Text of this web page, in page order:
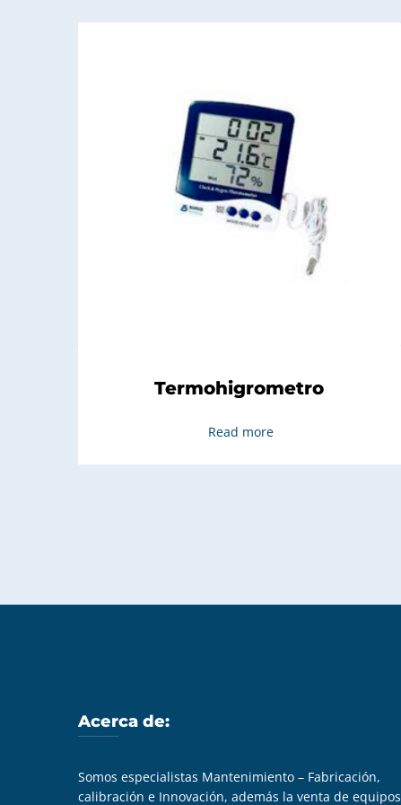
Termohigrometro
Read more
Acerca de:
Somos especialistas Mantenimiento – Fabricación,
calibración e Innovación, además la venta de equipos